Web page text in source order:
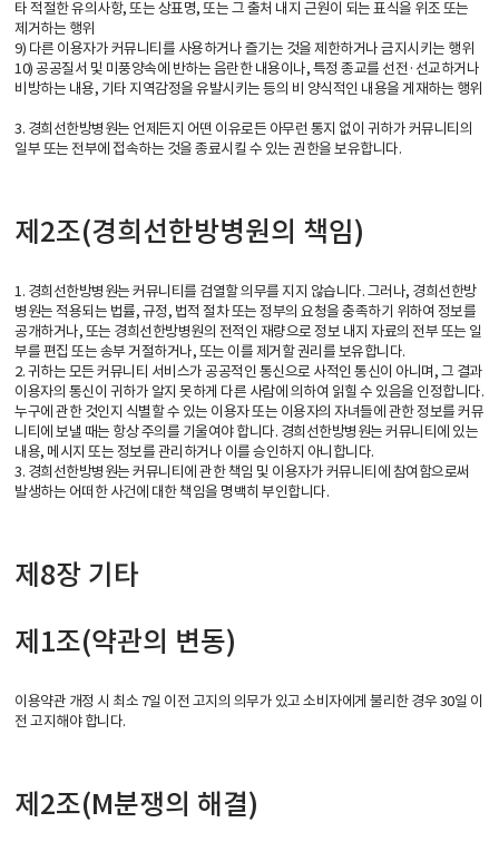
타 적절한 유의사항, 또는 상표명, 또는 그 출처 내지 근원이 되는 표식을 위조 또는
제거하는 행위
9) 다른 이용자가 커뮤니티를 사용하거나 즐기는 것을 제한하거나 금지시키는 행위
10) 공공질서 및 미풍양속에 반하는 음란한 내용이나, 특정 종교를 선전·선교하거나
비방하는 내용, 기타 지역감정을 유발시키는 등의 비 양식적인 내용을 게재하는 행위
3. 경희선한방병원는 언제든지 어떤 이유로든 아무런 통지 없이 귀하가 커뮤니티의
일부 또는 전부에 접속하는 것을 종료시킬 수 있는 권한을 보유합니다.
제2조(경희선한방병원의 책임)
1. 경희선한방병원는 커뮤니티를 검열할 의무를 지지 않습니다. 그러나, 경희선한방
병원는 적용되는 법률, 규정, 법적 절차 또는 정부의 요청을 충족하기 위하여 정보를
공개하거나, 또는 경희선한방병원의 전적인 재량으로 정보 내지 자료의 전부 또는 일
부를 편집 또는 송부 거절하거나, 또는 이를 제거할 권리를 보유합니다.
2. 귀하는 모든 커뮤니티 서비스가 공공적인 통신으로 사적인 통신이 아니며, 그 결과
이용자의 통신이 귀하가 알지 못하게 다른 사람에 의하여 읽힐 수 있음을 인정합니다.
누구에 관한 것인지 식별할 수 있는 이용자 또는 이용자의 자녀들에 관한 정보를 커뮤
니티에 보낼 때는 항상 주의를 기울여야 합니다. 경희선한방병원는 커뮤니티에 있는
내용, 메시지 또는 정보를 관리하거나 이를 승인하지 아니합니다.
3. 경희선한방병원는 커뮤니티에 관한 책임 및 이용자가 커뮤니티에 참여함으로써
발생하는 어떠한 사건에 대한 책임을 명백히 부인합니다.
제8장 기타
제1조(약관의 변동)
이용약관 개정 시 최소 7일 이전 고지의 의무가 있고 소비자에게 불리한 경우 30일 이
전 고지해야 합니다.
제2조(M분쟁의 해결)